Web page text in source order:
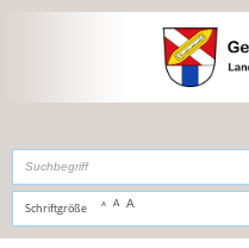
,zur Navigationoderzur
Schriftgröße A A A